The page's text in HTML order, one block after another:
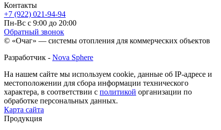
Контакты
+7 (922) 021-94-94
Пн-Вс с 9:00 до 20:00
Обратный звонок
© «Очаг» — системы отопления для коммерческих объектов
Разработчик - Nova Sphere
На нашем сайте мы используем cookie, данные об IP-адресе и
местоположении для сбора информации технического
характера, в соответствии с политикой организации по
обработке персональных данных.
Карта сайта
Продукция